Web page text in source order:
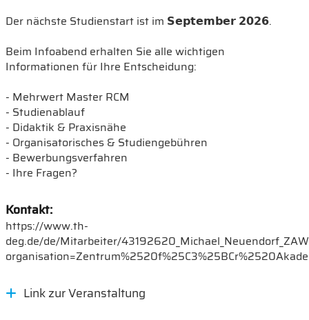
Der nächste Studienstart ist im 𝗦𝗲𝗽𝘁𝗲𝗺𝗯𝗲𝗿 𝟮𝟬𝟮𝟲.
Beim Infoabend erhalten Sie alle wichtigen
Informationen für Ihre Entscheidung:
- Mehrwert Master RCM
- Studienablauf
- Didaktik & Praxisnähe
- Organisatorisches & Studiengebühren
- Bewerbungsverfahren
- Ihre Fragen?
Kontakt:
https://www.th-
deg.de/de/Mitarbeiter/
Link zur Veranstaltung